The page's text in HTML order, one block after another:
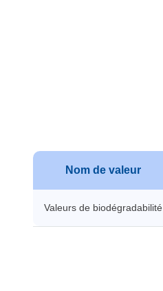
Nom de valeur
Valeurs de biodégradabilité